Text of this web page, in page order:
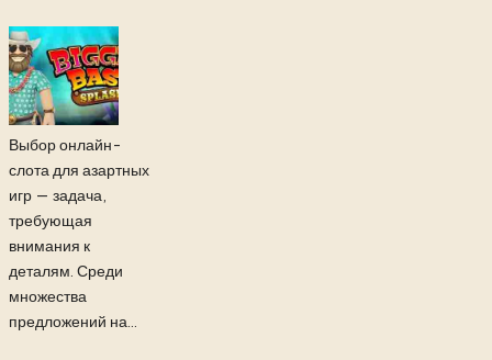
Выбор онлайн-
слота для азартных
игр — задача,
требующая
внимания к
деталям. Среди
множества
предложений на...